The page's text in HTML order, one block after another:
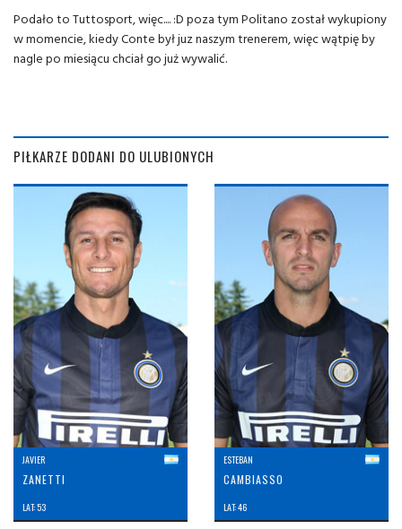
Podało to Tuttosport, więc.... :D poza tym Politano został wykupiony
w momencie, kiedy Conte był juz naszym trenerem, więc wątpię by
nagle po miesiącu chciał go już wywalić.
PIŁKARZE DODANI DO ULUBIONYCH
JAVIER
ZANETTI
LAT: 53
ESTEBAN
CAMBIASSO
LAT: 46